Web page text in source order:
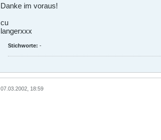
Danke im voraus!
cu
langerxxx
Stichworte: -
07.03.2002, 18:59